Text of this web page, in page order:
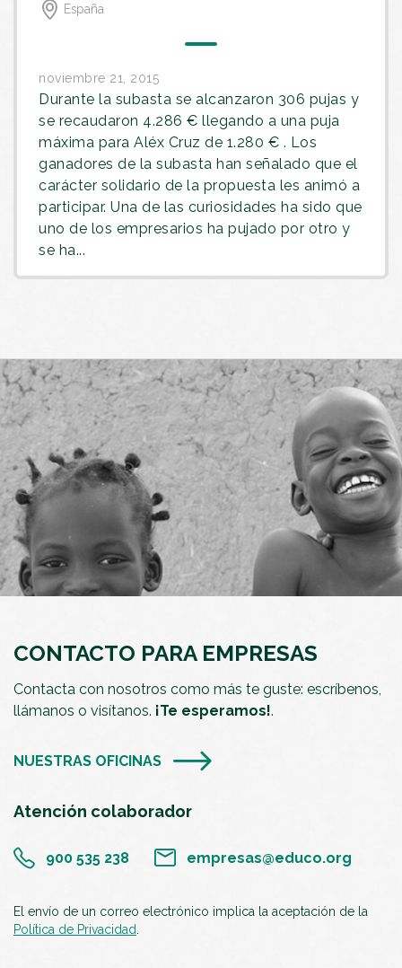
España
noviembre 21, 2015
Durante la subasta se alcanzaron 306 pujas y
se recaudaron 4.286 € llegando a una puja
máxima para Aléx Cruz de 1.280 € . Los
ganadores de la subasta han señalado que el
carácter solidario de la propuesta les animó a
participar. Una de las curiosidades ha sido que
uno de los empresarios ha pujado por otro y
se ha...
CONTACTO PARA EMPRESAS
Contacta con nosotros como más te guste: escríbenos,
llámanos o visítanos. ¡Te esperamos!.
NUESTRAS OFICINAS
Atención colaborador
900 535 238 empresas@educo.org
El envío de un correo electrónico implica la aceptación de la
Política de Privacidad